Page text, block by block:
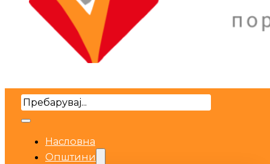
Search
Насловна
Општини